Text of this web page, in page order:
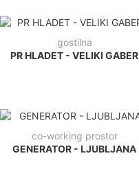
gostilna
PR HLADET - VELIKI GABER
co-working prostor
GENERATOR - LJUBLJANA